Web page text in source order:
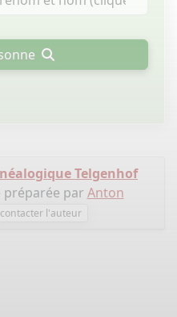
Telgenhof
par Anton
contacter l'auteur